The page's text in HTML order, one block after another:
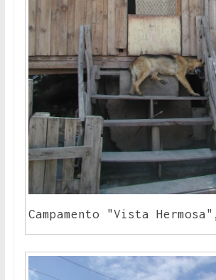
Campamento "Vista